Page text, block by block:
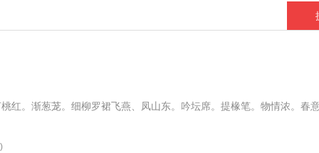
红。渐葱茏。细柳罗裙飞燕、凤山东。吟坛席。提椽笔。物情浓。春